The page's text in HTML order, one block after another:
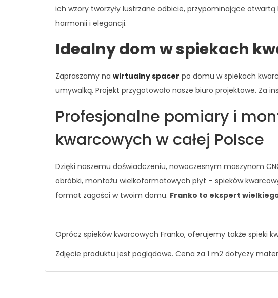
ich wzory tworzyły lustrzane odbicie, przypominające
harmonii i elegancji.
Idealny dom w spiekach
Zapraszamy na wirtualny spacer po domu w spiekach
umywalką. Projekt przygotowało nasze biuro projektowe. Za
Profesjonalne pomiary i
kwarcowych w całej Polsce
Dzięki naszemu doświadczeniu, nowoczesnym maszynom
obróbki, montażu wielkoformatowych płyt – spieków
format zagości w twoim domu. Franko to ekspert
Oprócz spieków kwarcowych Franko, oferujemy także spieki
Zdjęcie produktu jest poglądowe. Cena za 1 m2 dotyczy